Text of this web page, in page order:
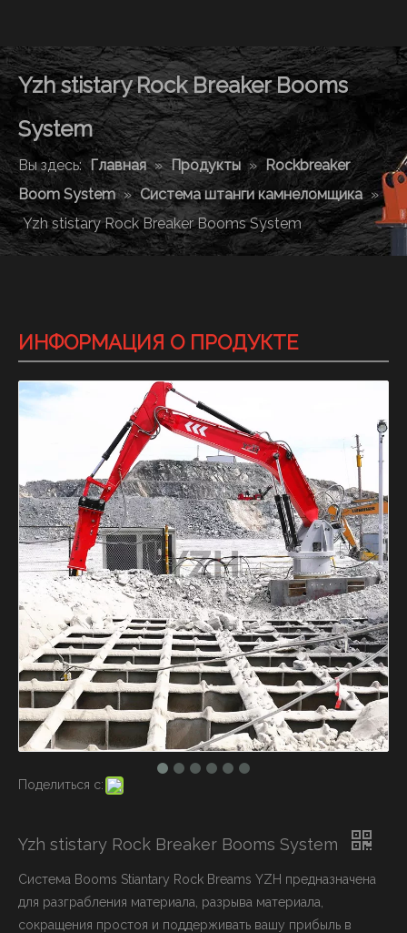
Yzh stistary Rock Breaker Booms
System
Вы здесь: Главная » Продукты » Rockbreaker
Boom System » Система штанги камнеломщика »
Yzh stistary Rock Breaker Booms System
ИНФОРМАЦИЯ О ПРОДУКТЕ
Поделиться с:
Yzh stistary Rock Breaker Booms System
Система Booms Stiantary Rock Breams YZH предназначена
для разграбления материала, разрыва материала,
сокращения простоя и поддерживать вашу прибыль в